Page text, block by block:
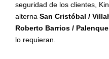
seguridad de los clientes,
alterna San Cristóbal /
Roberto Barrios / Palenque
lo requieran.